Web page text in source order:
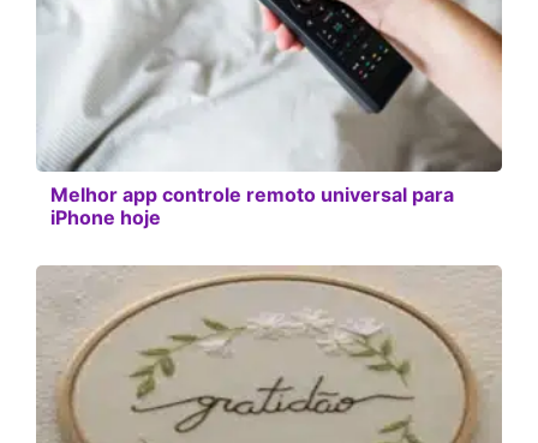
Melhor app controle remoto universal para
iPhone hoje